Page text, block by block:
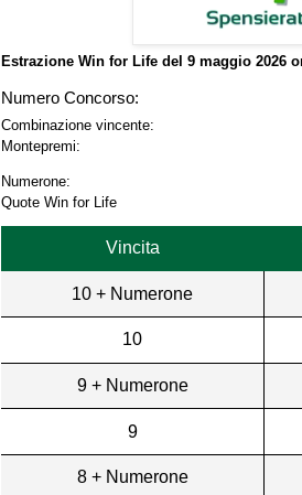
Estrazione Win for Life del 9 maggio 2026
Numero Concorso:
Combinazione vincente:
Montepremi:
Numerone:
Quote Win for Life
Vincita
10 + Numerone
10
9 + Numerone
9
8 + Numerone